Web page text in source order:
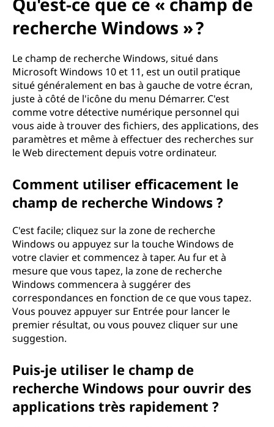
recherche Windows » ?
Le champ de recherche Windows, situé dans
Microsoft Windows 10 et 11, est un outil pratique
situé généralement en bas à gauche de votre écran,
juste à côté de l'icône du menu Démarrer. C'est
comme votre détective numérique personnel qui
vous aide à trouver des fichiers, des applications, des
paramètres et même à effectuer des recherches sur
le Web directement depuis votre ordinateur.
Comment utiliser efficacement le
champ de recherche Windows ?
C'est facile; cliquez sur la zone de recherche
Windows ou appuyez sur la touche Windows de
votre clavier et commencez à taper. Au fur et à
mesure que vous tapez, la zone de recherche
Windows commencera à suggérer des
correspondances en fonction de ce que vous tapez.
Vous pouvez appuyer sur Entrée pour lancer le
premier résultat, ou vous pouvez cliquer sur une
suggestion.
Puis-je utiliser le champ de
recherche Windows pour ouvrir des
applications très rapidement ?